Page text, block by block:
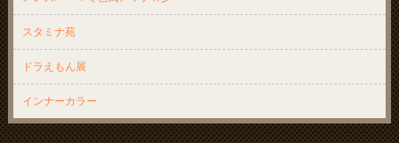
スタミナ苑
ドラえもん展
インナーカラー